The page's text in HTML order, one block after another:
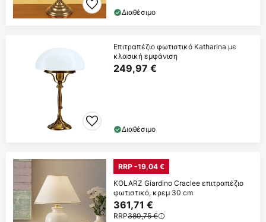
Διαθέσιμο
Επιτραπέζιο φωτιστικό Katharina με
κλασική εμφάνιση
249,97 €
Διαθέσιμο
RRP -19,04 €
KOLARZ Giardino Craclee επιτραπέζιο
φωτιστικό, κρεμ 30 cm
361,71 €
RRP380,75 €